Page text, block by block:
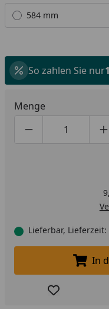
584 mm
So zahlen Sie nur
Menge
Produktmenge
Lieferbar,
In
Produkt zur